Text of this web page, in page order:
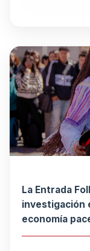
La Entrada
investigación
economía